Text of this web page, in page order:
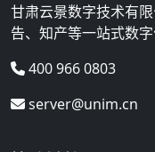
甘肃云景数字技术有
告、知产等一站式数
400 966 0803
server@unim.cn